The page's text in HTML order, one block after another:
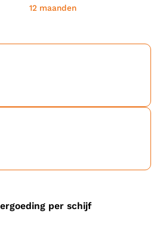
12 maanden
per schijf